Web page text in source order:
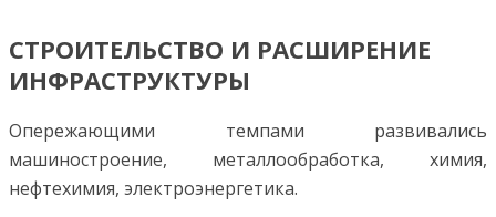
СТРОИТЕЛЬСТВО И РАСШИРЕНИЕ
ИНФРАСТРУКТУРЫ
Опережающими темпами развивались
машиностроение, металлообработка, химия,
нефтехимия, электроэнергетика.